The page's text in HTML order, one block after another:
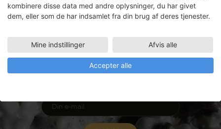
Nyhedsbrev
Få ansøgningsfrister, arrangementer
kombinere disse data med andre oplysninger, du har givet
dem, eller som de har indsamlet fra din brug af deres tjenester.
Mine indstillinger Afvis alle
Accepter alle